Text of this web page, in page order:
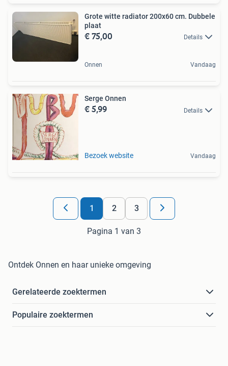
Grote witte radiator 200x60 cm. Dubbele
plaat
€ 75,00 Details
Onnen Vandaag
Serge Onnen
€ 5,99 Details
Bezoek website Vandaag
1 2 3
Pagina 1 van 3
Ontdek Onnen en haar unieke omgeving
Gerelateerde zoektermen
Populaire zoektermen